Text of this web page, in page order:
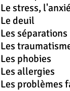
Le stress,
Le deuil
Les séparations
Les
Les phobies
Les allergies
Les problèmes